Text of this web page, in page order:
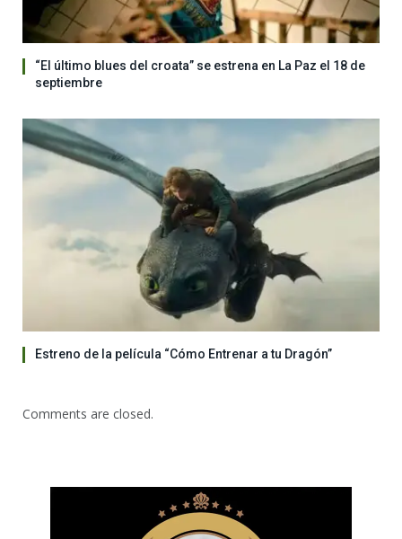
“El último blues del croata” se estrena en La Paz el 18 de
septiembre
Estreno de la película “Cómo Entrenar a tu Dragón”
Comments are closed.